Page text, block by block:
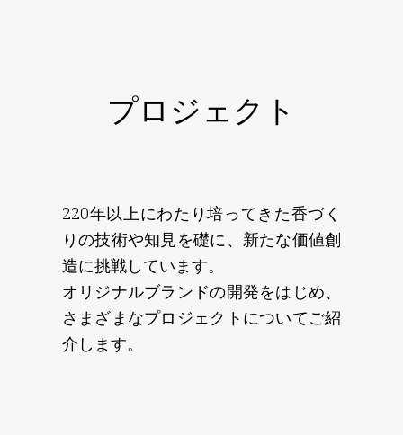
プロジェクト
220年以上にわたり培ってきた香づく
りの技術や知見を礎に、 新たな価値創
造に挑戦しています。
オリジナルブランドの開発をはじめ、
さまざまなプロジェクトについてご紹
介します。